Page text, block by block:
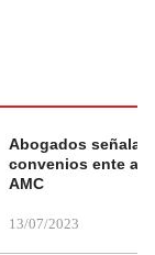
Abogados
convenios ente
AMC
13/07/2023